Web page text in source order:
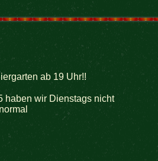
ab 19 Uhr!!
haben wir Dienstags nicht